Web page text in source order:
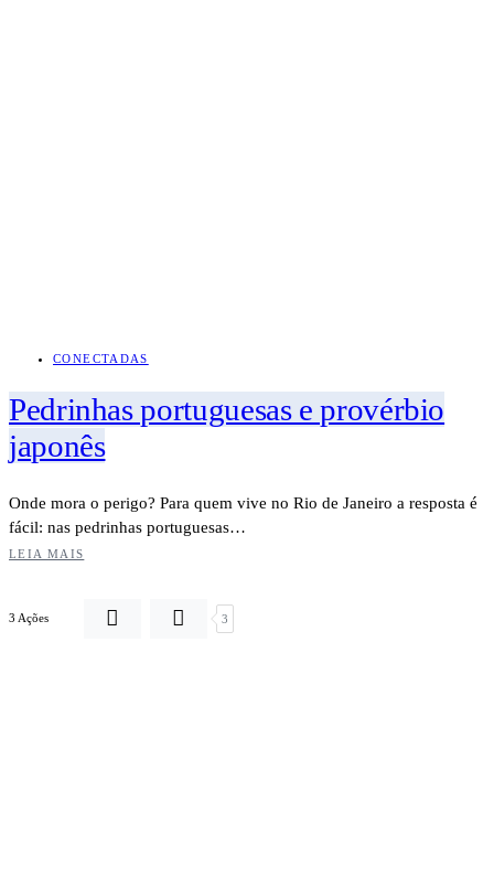
CONECTADAS
Pedrinhas portuguesas e provérbio
japonês
Onde mora o perigo? Para quem vive no Rio de Janeiro a resposta é
fácil: nas pedrinhas portuguesas…
LEIA MAIS
3 Ações 3